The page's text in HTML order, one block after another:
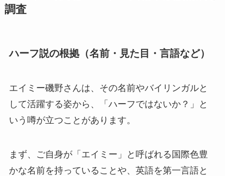
調査
ハーフ説の根拠（名前・見た目・言語など）
エイミー磯野さんは、その名前やバイリンガルと
して活躍する姿から、「ハーフではないか？」と
いう噂が立つことがあります。
まず、ご自身が「エイミー」と呼ばれる国際色豊
かな名前を持っていることや、英語を第一言語と